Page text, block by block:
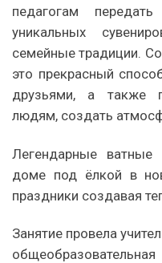
педагогам
уникальных
семейные традиции.
это прекрасный
друзьями, а также
людям, создать
Легендарные
доме под ёлкой в
праздники создавая
Занятие провела